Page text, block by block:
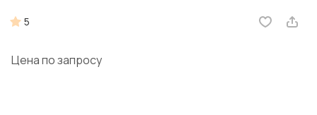
5
Цена по запросу